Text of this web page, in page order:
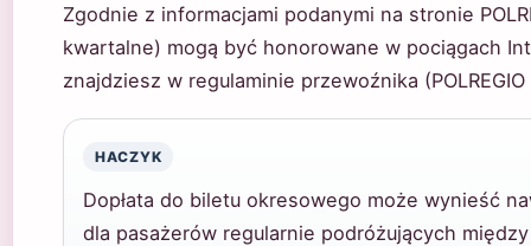
Zgodnie z informacjami podanymi na stronie
kwartalne) mogą być honorowane w pociągach
znajdziesz w regulaminie przewoźnika (POLREGIO
HACZYK
Dopłata do biletu okresowego może wynieść
dla pasażerów regularnie podróżujących